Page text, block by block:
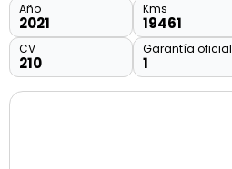
Año
2021
Kms
19461
CV
210
Garantía oficial
1